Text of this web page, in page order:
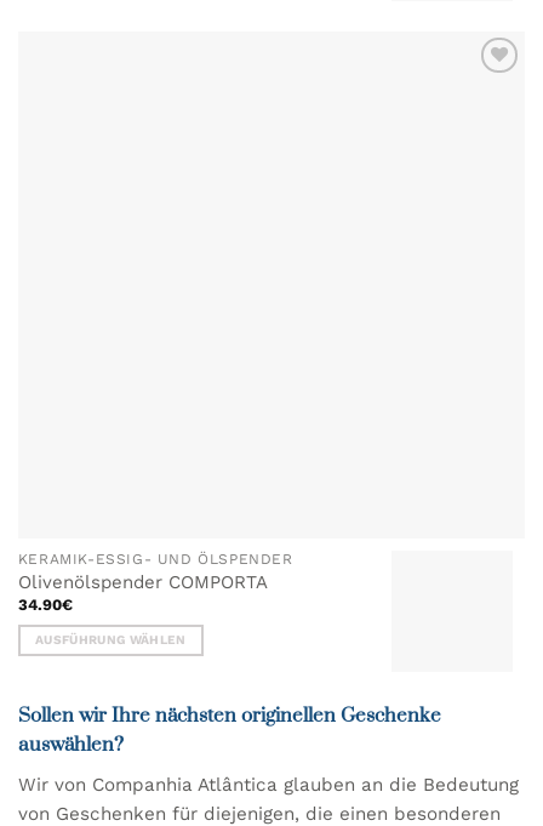
KERAMIK-ESSIG- UND ÖLSPENDER
Olivenölspender COMPORTA
34.90€
AUSFÜHRUNG WÄHLEN
weist
mehrere
auf.
Die
Sollen wir Ihre nächsten originellen Geschenke
auswählen?
Wir von Companhia Atlântica glauben an die Bedeutung
von Geschenken für diejenigen, die einen besonderen